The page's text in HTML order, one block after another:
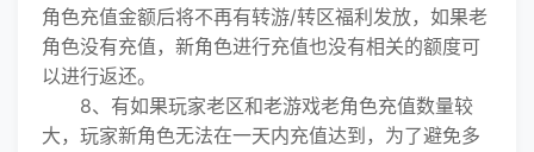
角色充值金额后将不再有转游/转区福利发放，如果老
角色没有充值，新角色进行充值也没有相关的额度可
以进行返还。
8、有如果玩家老区和老游戏老角色充值数量较
大，玩家新角色无法在一天内充值达到，为了避免多